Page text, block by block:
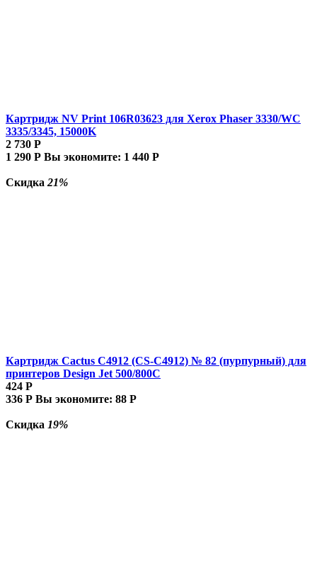
Картридж NV Print 106R03623 для Xerox Phaser 3330/WC
3335/3345, 15000K
2 730 Р
1 290 Р Вы экономите: 1 440 Р
Скидка 21%
Картридж Cactus C4912 (CS-C4912) № 82 (пурпурный) для
принтеров Design Jet 500/800C
424 Р
336 Р Вы экономите: 88 Р
Скидка 19%